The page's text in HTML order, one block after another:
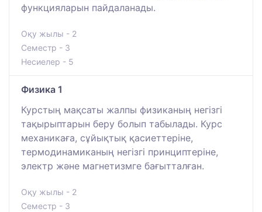
функцияларын пайдаланады.
Оқу жылы - 2
Семестр - 3
Несиелер - 5
Физика 1
Курстың мақсаты жалпы физиканың негізгі
тақырыптарын беру болып табылады. Курс
механикаға, сұйықтық қасиеттеріне,
термодинамиканың негізгі принциптеріне,
электр және магнетизмге бағытталған.
Оқу жылы - 2
Семестр - 3